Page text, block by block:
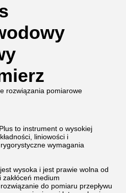
rozwiązania pomiarowe
to instrument o wysokiej
liniowości i
wymagania
wysoka i jest prawie wolna od
medium
do pomiaru przepływu